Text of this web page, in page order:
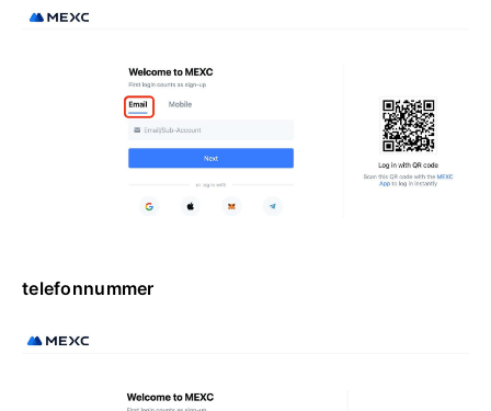
telefonnummer